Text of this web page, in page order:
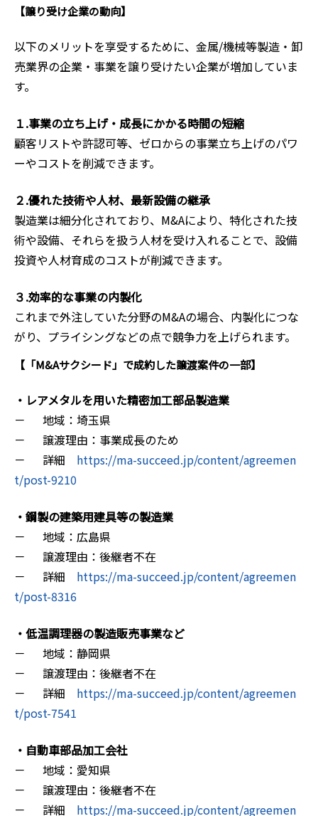
【譲り受け企業の動向】
以下のメリットを享受するために、金属/機械等製造・卸
売業界の企業・事業を譲り受けたい企業が増加していま
す。
１.事業の立ち上げ・成長にかかる時間の短縮
顧客リストや許認可等、ゼロからの事業立ち上げのパワ
ーやコストを削減できます。
２.優れた技術や人材、最新設備の継承
製造業は細分化されており、M&Aにより、特化された技
術や設備、それらを扱う人材を受け入れることで、設備
投資や人材育成のコストが削減できます。
３.効率的な事業の内製化
これまで外注していた分野のM&Aの場合、内製化につな
がり、プライシングなどの点で競争力を上げられます。
【「M&Aサクシード」で成約した譲渡案件の一部】
・レアメタルを用いた精密加工部品製造業
－ 地域：埼玉県
－ 譲渡理由：事業成長のため
－ 詳細 https://ma-succeed.jp/content/agreemen
t/post-9210
・鋼製の建築用建具等の製造業
－ 地域：広島県
－ 譲渡理由：後継者不在
－ 詳細 https://ma-succeed.jp/content/agreemen
t/post-8316
・低温調理器の製造販売事業など
－ 地域：静岡県
－ 譲渡理由：後継者不在
－ 詳細 https://ma-succeed.jp/content/agreemen
t/post-7541
・自動車部品加工会社
－ 地域：愛知県
－ 譲渡理由：後継者不在
－ 詳細 https://ma-succeed.jp/content/agreemen